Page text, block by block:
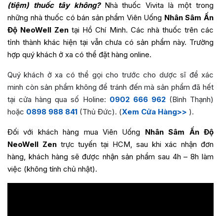
(tiệm) thuốc tây không?Nhà thuốc Vivita là một trong
những nhà thuốc có bán sản phẩm Viên Uống Nhân Sâm Ấn
Độ NeoWell Zen tại Hồ Chí Minh. Các nhà thuốc trên các
tỉnh thành khác hiện tại vẫn chưa có sản phẩm này. Trường
hợp quý khách ở xa có thể đặt hàng online.
Quý khách ở xa có thể gọi cho trước cho dược sĩ để xác
minh còn sản phẩm không để tránh đến mà sản phẩm đã hết
tại cửa hàng qua số Holine: 0902 666 962(Bình Thạnh)
hoặc 0898 988 841 (Thủ Đức). (Xem Cửa Hàng>> ).
Đối với khách hàng mua Viên Uống Nhân Sâm Ấn Độ
NeoWell Zentrực tuyến tại HCM, sau khi xác nhận đơn
hàng, khách hàng sẽ được nhận sản phẩm sau 4h – 8h làm
việc (không tính chủ nhật).